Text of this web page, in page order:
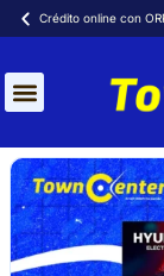
Crédito online con